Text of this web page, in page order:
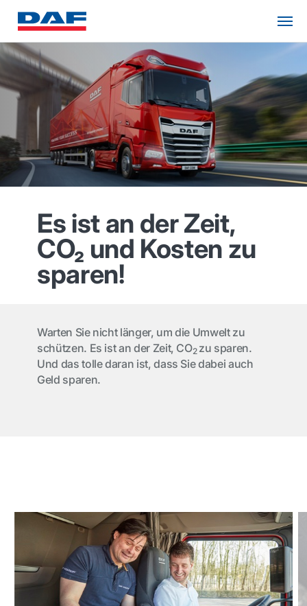
Es ist an der Zeit,
CO₂ und Kosten zu
sparen!
Warten Sie nicht länger, um die Umwelt zu
schützen. Es ist an der Zeit, CO2 zu sparen.
Und das tolle daran ist, dass Sie dabei auch
Geld sparen.